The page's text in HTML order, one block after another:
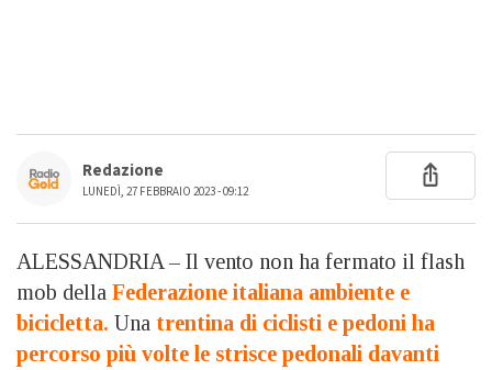
Redazione
LUNEDÌ, 27 FEBBRAIO 2023 - 09:12
ALESSANDRIA – Il vento non ha fermato il flash
mob della Federazione italiana ambiente e
bicicletta. Una trentina di ciclisti e pedoni ha
percorso più volte le strisce pedonali davanti